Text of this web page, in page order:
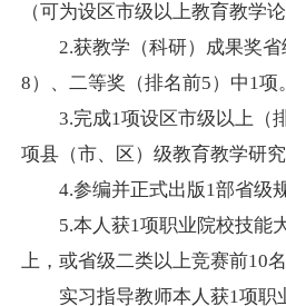
（可为设区市级以上教育教学
2.获教学（科研）成果奖
8）、二等奖（排名前5）中1项。
3.完成1项设区市级以上（
项县（市、区）级教育教学研究
4.参编并正式出版1部省级
5.本人获1项职业院校技能
上，或省级二类以上竞赛前10名
实习指导教师本人获1项职